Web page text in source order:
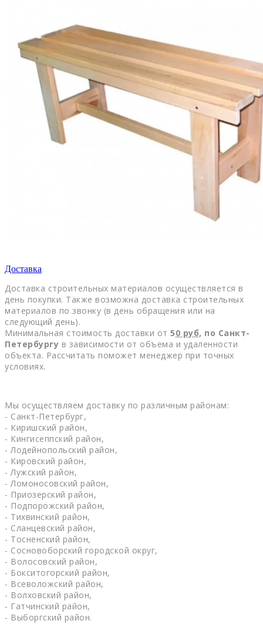
Доставка
Доставка строительных материалов осуществляется в
день покупки. Также возможна доставка строительных
материалов по звонку (в день обращения или на
следующий день).
Минимальная стоимость доставки от 50 руб, по Санкт-
Петербургу в зависимости от объема и удаленности
объекта. Рассчитать поможет менеджер при точных
условиях.
Мы осуществляем доставку по различным районам:
- Санкт-Петербург,
- Киришский район,
- Кингисеппский район,
- Лодейнопольский район,
- Кировский район,
- Лужский район,
- Ломоносовский район,
- Приозерский район,
- Подпорожский район,
- Тихвинский район,
- Сланцевский район,
- Тосненский район,
- Сосновоборский городской округ,
- Волосовский район,
- Бокситогорский район,
- Всеволожский район,
- Волховский район,
- Гатчинский район,
- Выборгский район.